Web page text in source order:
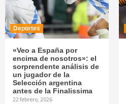
Deportes
«Veo a España por
encima de nosotros»: el
sorprendente análisis de
un jugador de la
Selección argentina
antes de la Finalissima
22 febrero, 2026